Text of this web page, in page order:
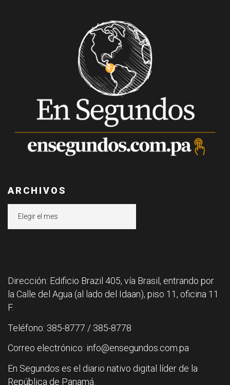
ARCHIVOS
Dirección: Edificio Brazil 405, vía Brasil, entrando por
la Calle del Agua (al lado del Idaan), piso 11, oficina 11
F.
Teléfono: 385-8777 / 385-8778
Correo electrónico: info@ensegundos.com.pa
En Segundos es el diario nativo digital líder de la
República de Panamá.